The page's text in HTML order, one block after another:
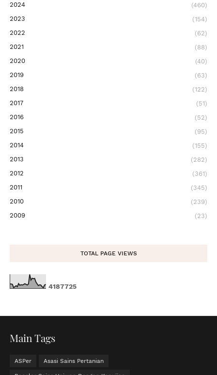
2024
(460)
2023
(154)
2022
(62)
2021
(88)
2020
(40)
2019
(63)
2018
(122)
2017
(51)
2016
(52)
2015
(95)
2014
(155)
2013
(282)
2012
(361)
2011
(345)
2010
(239)
2009
(23)
TOTAL PAGE VIEWS
4187725
Main Tags
ASPer Asasi Sains Pertanian